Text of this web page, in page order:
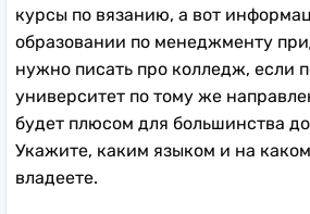
курсы по вязанию, а вот
образовании по менеджменту
нужно писать про колледж, если
университет по тому же
будет плюсом для большинства
Укажите, каким языком и на
владеете.